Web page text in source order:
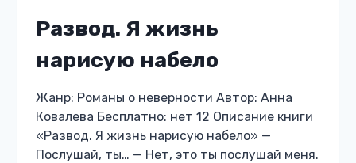
Развод. Я жизнь
нарисую набело
Жанр: Романы о неверности Автор: Анна
Ковалева Бесплатно: нет 12 Описание книги
«Развод. Я жизнь нарисую набело» —
Послушай, ты… — Нет, это ты послушай меня.